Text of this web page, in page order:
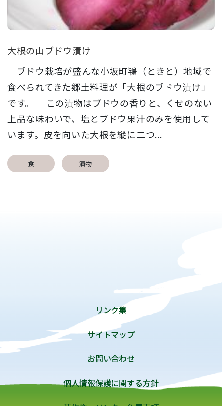
大根の山ブドウ漬け
ブドウ栽培が盛んな小坂町鴇（ときと）地域で
食べられてきた郷土料理が「大根のブドウ漬け」
です。 この漬物はブドウの香りと、くせのない
上品な味わいで、塩とブドウ果汁のみを使用して
います。皮を向いた大根を縦に二つ...
食 漬物
リンク集
サイトマップ
お問い合わせ
個人情報保護に関する方針